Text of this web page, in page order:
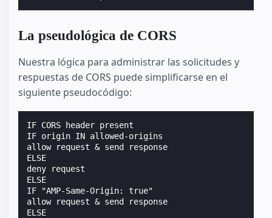
La pseudológica de CORS
Nuestra lógica para administrar las solicitudes y
respuestas de CORS puede simplificarse en el
siguiente pseudocódigo:
IF CORS header present
IF origin IN allowed-origins
allow request & send response
ELSE
deny request
ELSE
IF "AMP-Same-Origin: true"
allow request & send response
ELSE